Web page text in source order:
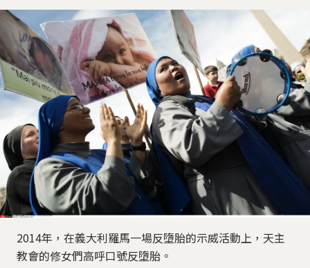
2014年，在義大利羅馬一場反墮胎的示威活動上，天主
教會的修女們高呼口號反墮胎。